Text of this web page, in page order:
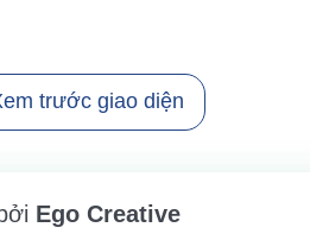
trước giao diện
Ego Creative